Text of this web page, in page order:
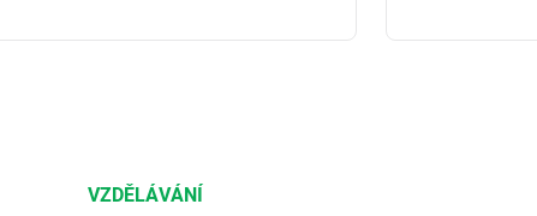
VZDĚLÁVÁNÍ